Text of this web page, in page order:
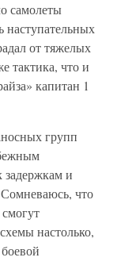
самолеты
наступательных
от тяжелых
тактика, что и
капитан 1
групп
задержкам и
что
настолько,